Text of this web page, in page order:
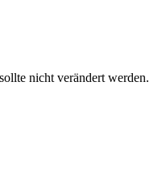
nicht verändert werden.